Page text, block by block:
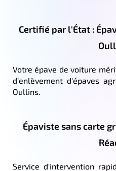
Certifié par l'État :
Votre épave de voiture
d'enlèvement d'épaves
Oullins.
Épaviste sans carte
Service d'intervention